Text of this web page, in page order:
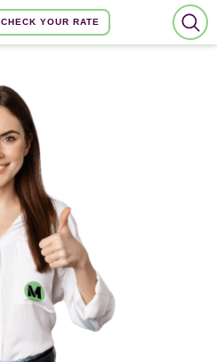
CHECK YOUR RATE